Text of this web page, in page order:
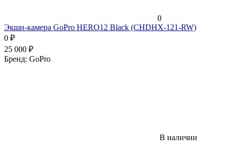
0
Экшн-камера GoPro HERO12 Black (CHDHX-121-RW)
0 ₽
25 000 ₽
Бренд: GoPro
В наличии